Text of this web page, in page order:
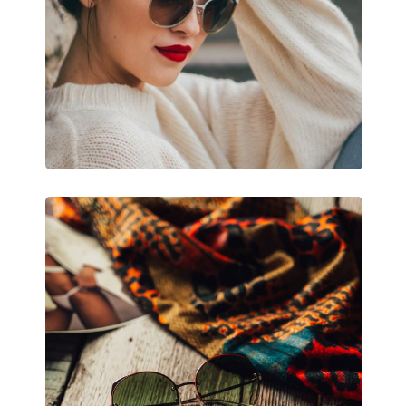
Dĺžka stranice:
125 mm
Šírka mostíka:
15 mm
Hmotnosť:
100 g
Nastaviteľné sedielka:
Nie
Príslušenstvo
Puzdro:
Áno
Ostatné
Typ:
Detské
Kategória:
Slnečné okuliare
Značka:
Vogue
Použitie:
Móda
Kód:
0VJ 2004 27776G